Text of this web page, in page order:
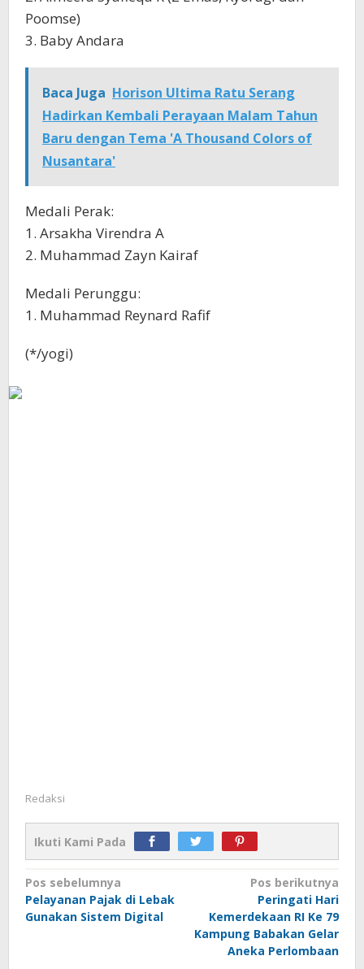
Poomse)
3. Baby Andara
Baca Juga Horison Ultima Ratu Serang
Hadirkan Kembali Perayaan Malam Tahun
Baru dengan Tema 'A Thousand Colors of
Nusantara'
Medali Perak:
1. Arsakha Virendra A
2. Muhammad Zayn Kairaf
Medali Perunggu:
1. Muhammad Reynard Rafif
(*/yogi)
Redaksi
Ikuti Kami Pada
Navigasi
pos
Pos sebelumnya
Pelayanan Pajak di Lebak
Gunakan Sistem Digital
Pos berikutnya
Peringati Hari
Kemerdekaan RI Ke 79
Kampung Babakan Gelar
Aneka Perlombaan